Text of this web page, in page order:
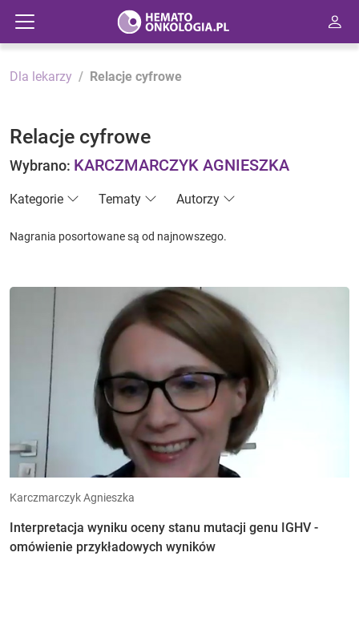
Dla lekarzy Relacje cyfrowe
Relacje cyfrowe
Wybrano: KARCZMARCZYK AGNIESZKA
Kategorie Tematy Autorzy
Nagrania posortowane są od najnowszego.
Karczmarczyk Agnieszka
Interpretacja wyniku oceny stanu mutacji genu IGHV -
omówienie przykładowych wyników